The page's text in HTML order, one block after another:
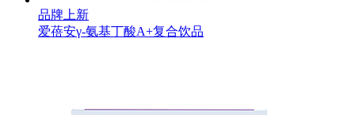
品牌上新
爱蓓安γ-氨基丁酸A+复合饮品